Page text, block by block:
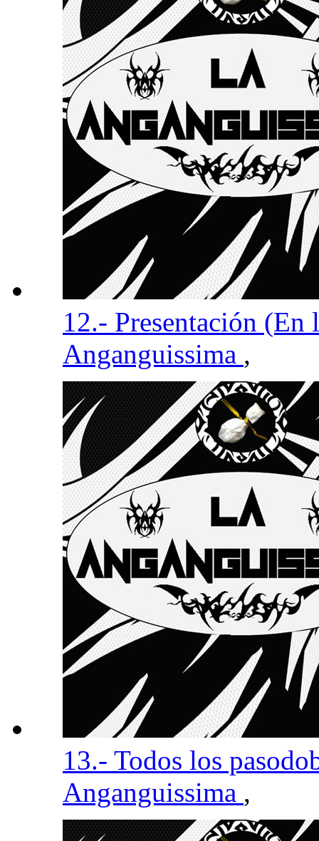
12.- Presentación
Anganguissima ,
13.- Todos los
Anganguissima ,